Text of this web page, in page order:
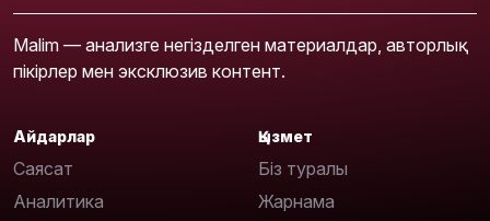
Malim — анализге негізделген материалдар, авторлық
пікірлер мен эксклюзив контент.
Айдарлар
Саясат
Аналитика
Қызмет
Біз туралы
Жарнама